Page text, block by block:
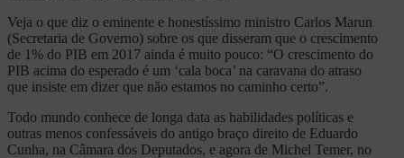
Veja o que diz o eminente e honestíssimo ministro Carlos Marun
(Secretaria de Governo) sobre os que disseram que o crescimento
de 1% do PIB em 2017 ainda é muito pouco: “O crescimento do
PIB acima do esperado é um ‘cala boca’ na caravana do atraso
que insiste em dizer que não estamos no caminho certo”.
Todo mundo conhece de longa data as habilidades políticas e
outras menos confessáveis do antigo braço direito de Eduardo
Cunha, na Câmara dos Deputados, e agora de Michel Temer, no